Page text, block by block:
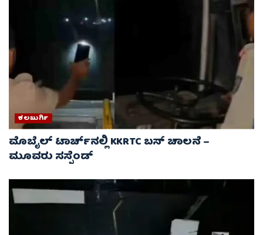
ಕಲಬುರ್ಗಿ
ಮೊಬೈಲ್ ಟಾರ್ಚ್‌ನಲ್ಲಿ KKRTC ಬಸ್‌ ಚಾಲನೆ –
ಮೂವರು ಸಸ್ಪೆಂಡ್